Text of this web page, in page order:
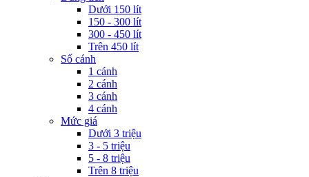
Dưới 150 lít
150 - 300 lít
300 - 450 lít
Trên 450 lít
Số cánh
1 cánh
2 cánh
3 cánh
4 cánh
Mức giá
Dưới 3 triệu
3 - 5 triệu
5 - 8 triệu
Trên 8 triệu